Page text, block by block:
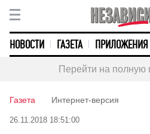
НОВОСТИ ГАЗЕТА ПРИЛОЖЕНИЯ
Перейти на полную
Газета Интернет-версия
26.11.2018 18:51:00